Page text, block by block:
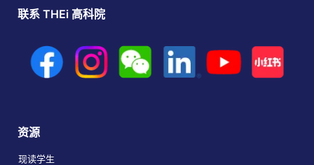
联系 THEi 高科院
资源
现读学生